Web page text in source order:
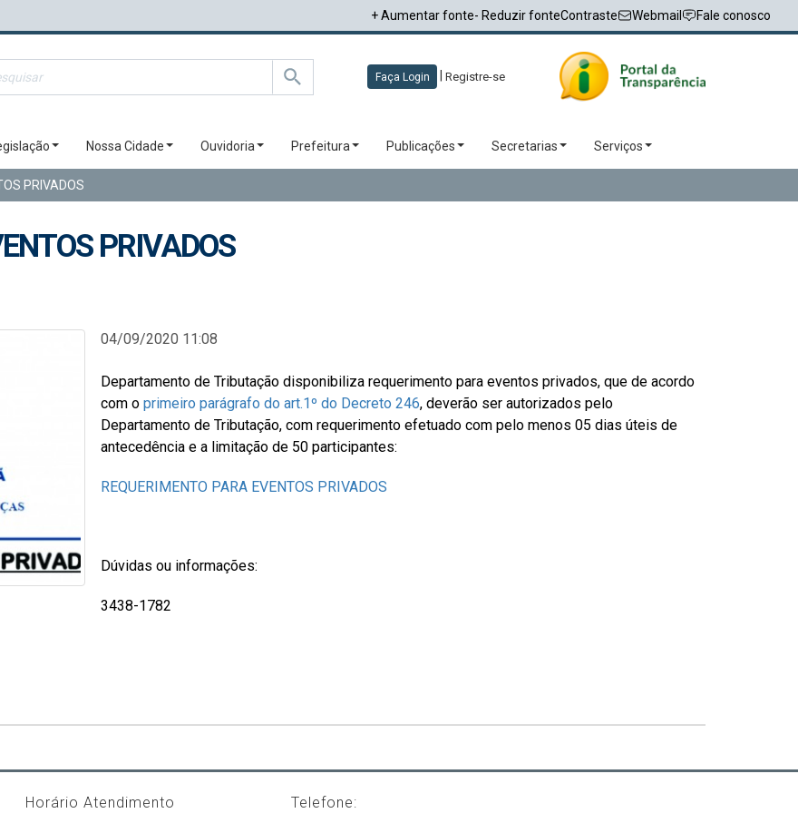
+ Aumentar fonte- Reduzir fonteContraste Webmail Fale conosco
Faça Login Registre-se
Nossa Cidade Ouvidoria Prefeitura Publicações Secretarias Serviços
PRIVADOS
PRIVADOS
04/09/2020 11:08
Departamento de Tributação disponibiliza requerimento para eventos privados, que de acordo
com oprimeiro parágrafo do art.1º do Decreto 246, deverão ser autorizados pelo
Departamento de Tributação, com requerimento efetuado com pelo menos 05 dias úteis de
antecedência e a limitação de 50 participantes:
REQUERIMENTO PARA EVENTOS PRIVADOS
Dúvidas ou informações:
3438-1782
Horário Atendimento Telefone: